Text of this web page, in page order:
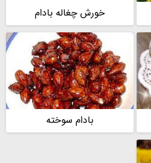
خورش چغاله بادام
بادام سوخته